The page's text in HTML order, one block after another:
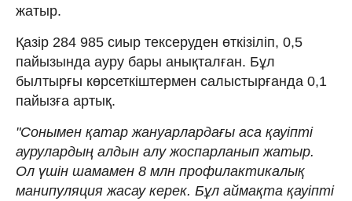
жатыр.
Қазір 284 985 сиыр тексеруден өткізіліп, 0,5
пайызында ауру бары анықталған. Бұл
былтырғы көрсеткіштермен салыстырғанда 0,1
пайызға артық.
"Сонымен қатар жануарлардағы аса қауіпті
аурулардың алдын алу жоспарланып жатыр.
Ол үшін шамамен 8 млн профилактикалық
манипуляция жасау керек. Бұл аймақта қауіпті